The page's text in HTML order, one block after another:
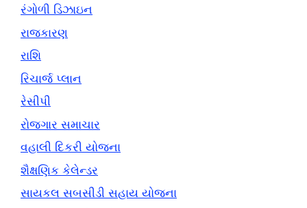
રંગોળી ડિઝાઇન
રાજકારણ
રાશિ
રિચાર્જ પ્લાન
રેસીપી
રોજગાર સમાચાર
વહાલી દિકરી યોજના
શૈક્ષણિક કેલેન્ડર
સાયકલ સબસીડી સહાય યોજના